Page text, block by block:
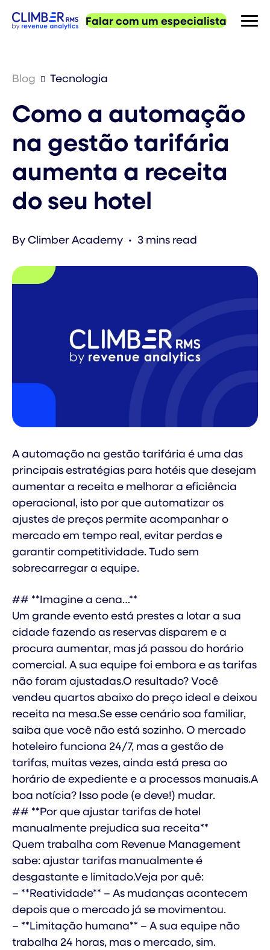
Falar com um especialista
Blog Tecnologia
Como a automação
na gestão tarifária
aumenta a receita
do seu hotel
By Climber Academy • 3 mins read
A automação na gestão tarifária é uma das
principais estratégias para hotéis que desejam
aumentar a receita e melhorar a eficiência
operacional, isto por que automatizar os
ajustes de preços permite acompanhar o
mercado em tempo real, evitar perdas e
garantir competitividade. Tudo sem
sobrecarregar a equipe.
## **Imagine a cena…**
Um grande evento está prestes a lotar a sua
cidade fazendo as reservas disparem e a
procura aumentar, mas já passou do horário
comercial. A sua equipe foi embora e as tarifas
não foram ajustadas.O resultado? Você
vendeu quartos abaixo do preço ideal e deixou
receita na mesa.Se esse cenário soa familiar,
saiba que você não está sozinho. O mercado
hoteleiro funciona 24/7, mas a gestão de
tarifas, muitas vezes, ainda está presa ao
horário de expediente e a processos manuais.A
boa notícia? Isso pode (e deve!) mudar.
## **Por que ajustar tarifas de hotel
manualmente prejudica sua receita**
Quem trabalha com Revenue Management
sabe: ajustar tarifas manualmente é
desgastante e limitado.Veja por quê:
– **Reatividade** – As mudanças acontecem
depois que o mercado já se movimentou.
– **Limitação humana** – A sua equipe não
trabalha 24 horas, mas o mercado, sim.